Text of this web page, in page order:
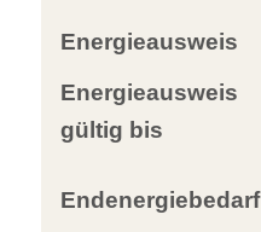
Energieausweis
Energieausweis
gültig bis
Endenergiebedarf